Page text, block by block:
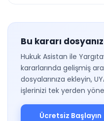
Bu kararı
Hukuk Asistan ile
kararlarında gelişmiş
dosyalarınıza ekleyin,
işlerinizi tek yerden
Ücretsiz Başlayın